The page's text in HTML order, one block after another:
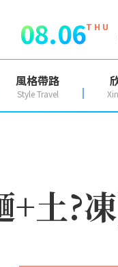
08.06T H U
風格帶路
Style Travel
+土?